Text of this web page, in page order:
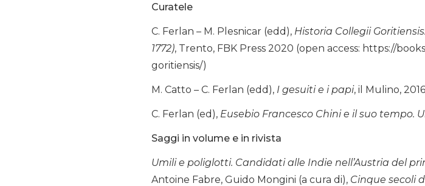
Curatele
C. Ferlan – M. Plesnicar (edd), Historia Collegii
1772), Trento, FBK Press 2020 (open access: https://
goritiensis/)
M. Catto – C. Ferlan (edd), I gesuiti e i papi, il Mulino,
C. Ferlan (ed), Eusebio Francesco Chini e il suo tempo.
Saggi in volume e in rivista
Umili e poliglotti. Candidati alle Indie nell’Austria del
Antoine Fabre, Guido Mongini (a cura di), Cinque secoli